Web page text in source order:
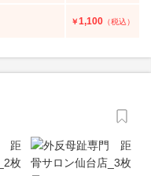
￥1,100 （税込）